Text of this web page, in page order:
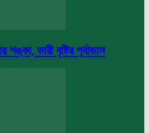
শঙ্কা, ভারী বৃষ্টির পূর্বাভাস